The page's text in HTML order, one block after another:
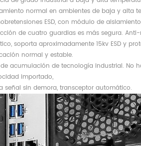
normal en ambientes de baja y alta
ESD, con módulo de
de cuatro guardias es más segura.
soporta aproximadamente 15kv ESD y
normal y estable.
de acumulación de tecnología industrial. No
importado,
señal sin demora, transceptor automático.